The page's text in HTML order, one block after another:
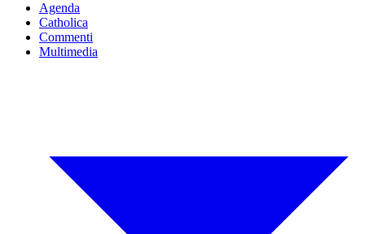
Agenda
Catholica
Commenti
Multimedia